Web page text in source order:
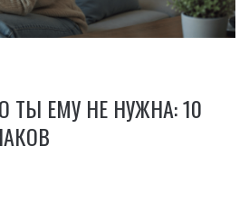
ТЫ ЕМУ НЕ НУЖНА: 10